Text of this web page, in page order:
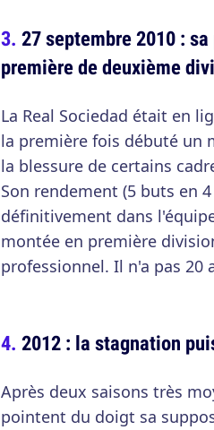
27 septembre 2010 :
première de deuxième
La Real Sociedad était en
la première fois débuté un
la blessure de certains
Son rendement (5 buts en
définitivement dans
montée en première
professionnel. Il n'a pas 20
2012 : la stagnation
Après deux saisons très
pointent du doigt sa